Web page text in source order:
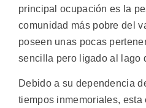
principal ocupación es la
comunidad más pobre del
poseen unas pocas
sencilla pero ligado al lago
Debido a su dependencia
tiempos inmemoriales, esta